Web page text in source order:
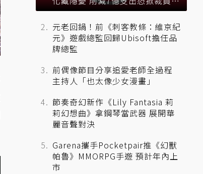
暴？
元老回鍋！前《刺客教條：維京紀
元》遊戲總監回歸Ubisoft擔任品
牌總監
前偶像節目分享追愛老師全過程
主持人「也太像少女漫畫」
節奏奇幻新作《Lily Fantasia 莉
莉幻想曲》拿鋼琴當武器 展開華
麗音聲對決
Garena攜手Pocketpair推《幻獸
帕魯》MMORPG手遊 預計年內上
市